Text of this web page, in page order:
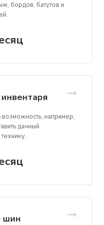
бордов, батутов и
например,
дачный
шин